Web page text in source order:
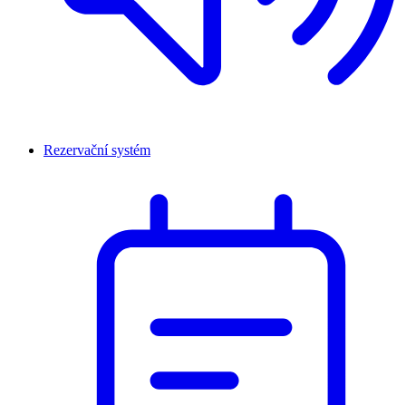
Rezervační systém